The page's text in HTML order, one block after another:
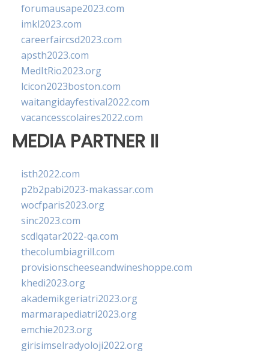
forumausape2023.com
imkl2023.com
careerfaircsd2023.com
apsth2023.com
MedItRio2023.org
lcicon2023boston.com
waitangidayfestival2022.com
vacancesscolaires2022.com
MEDIA PARTNER II
isth2022.com
p2b2pabi2023-makassar.com
wocfparis2023.org
sinc2023.com
scdlqatar2022-qa.com
thecolumbiagrill.com
provisionscheeseandwineshoppe.com
khedi2023.org
akademikgeriatri2023.org
marmarapediatri2023.org
emchie2023.org
girisimselradyoloji2022.org